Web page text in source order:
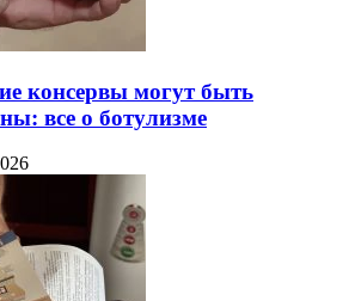
консервы могут быть
все о ботулизме